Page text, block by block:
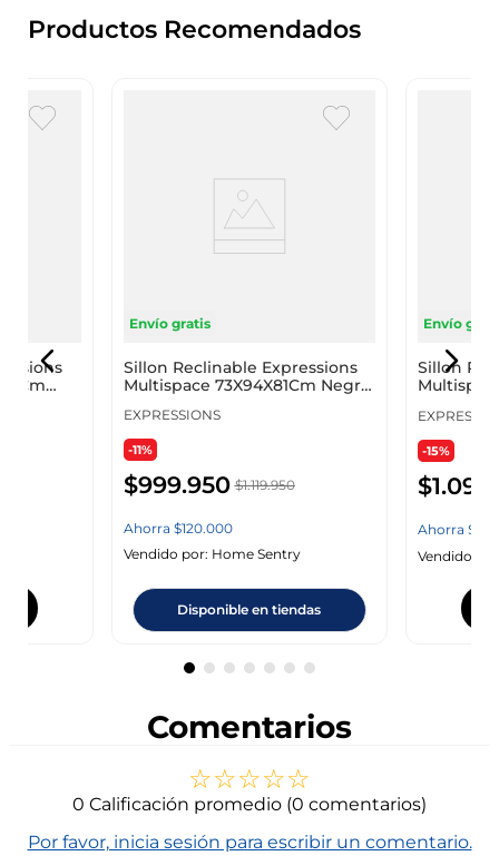
Productos Recomendados
Envío gratis
Sillon Reclinable Expressions
Multispace 73X94X81Cm Negro
EXPRESSIONS
-11%
$999.950 $1.119.950
Ahorra $120.000
Vendido por: Home Sentry
Disponible en tiendas
Envío
Sillon
-15%
$1.099
Ahorra$
Vendido
Comentarios
☆☆☆☆☆
0 Calificación promedio (0 comentarios)
Por favor, inicia sesión para escribir un comentario.